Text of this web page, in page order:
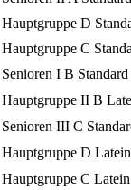
Hauptgruppe D
Hauptgruppe C
Senioren I B Standard
Hauptgruppe II B
Senioren III C
Hauptgruppe D Latein
Hauptgruppe C Latein